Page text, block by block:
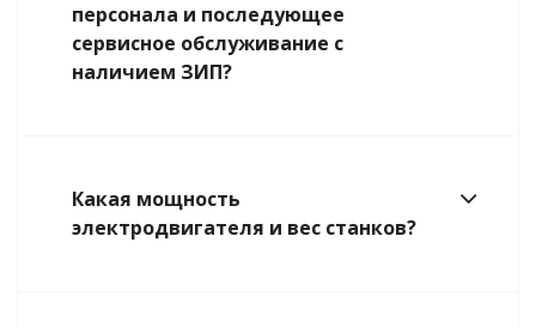
персонала и последующее
сервисное обслуживание с
наличием ЗИП?
Какая мощность
электродвигателя и вес станков?